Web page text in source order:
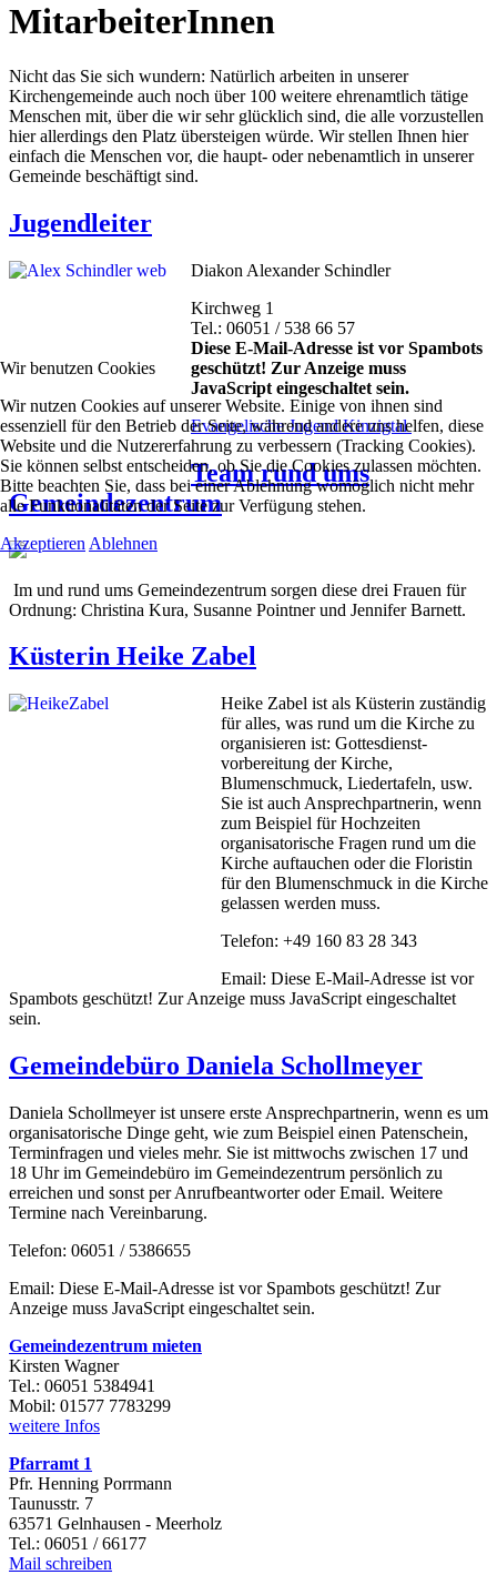
MitarbeiterInnen
Nicht das Sie sich wundern: Natürlich arbeiten in unserer
Kirchengemeinde auch noch über 100 weitere ehrenamtlich tätige
Menschen mit, über die wir sehr glücklich sind, die alle vorzustellen
hier allerdings den Platz übersteigen würde. Wir stellen Ihnen hier
einfach die Menschen vor, die haupt- oder nebenamtlich in unserer
Gemeinde beschäftigt sind.
Jugendleiter
Diakon Alexander Schindler
Kirchweg 1
Tel.: 06051 / 538 66 57
Diese E-Mail-Adresse ist vor Spambots
geschützt! Zur Anzeige muss
JavaScript eingeschaltet sein.
Evangelische Jugend Kinzigtal
Team rund ums
Gemeindezentrum
Im und rund ums Gemeindezentrum sorgen diese drei Frauen für
Ordnung: Christina Kura, Susanne Pointner und Jennifer Barnett.
Küsterin Heike Zabel
Heike Zabel ist als Küsterin zuständig
für alles, was rund um die Kirche zu
organisieren ist: Gottesdienst-
vorbereitung der Kirche,
Blumenschmuck, Liedertafeln, usw.
Sie ist auch Ansprechpartnerin, wenn
zum Beispiel für Hochzeiten
organisatorische Fragen rund um die
Kirche auftauchen oder die Floristin
für den Blumenschmuck in die Kirche
gelassen werden muss.
Telefon: +49 160 83 28 343
Email: Diese E-Mail-Adresse ist vor
Spambots geschützt! Zur Anzeige muss JavaScript eingeschaltet
sein.
Gemeindebüro Daniela Schollmeyer
Daniela Schollmeyer ist unsere erste Ansprechpartnerin, wenn es um
organisatorische Dinge geht, wie zum Beispiel einen Patenschein,
Terminfragen und vieles mehr. Sie ist mittwochs zwischen 17 und
18 Uhr im Gemeindebüro im Gemeindezentrum persönlich zu
erreichen und sonst per Anrufbeantworter oder Email. Weitere
Termine nach Vereinbarung.
Telefon: 06051 / 5386655
Email: Diese E-Mail-Adresse ist vor Spambots geschützt! Zur
Anzeige muss JavaScript eingeschaltet sein.
Gemeindezentrum mieten
Kirsten Wagner
Tel.: 06051 5384941
Mobil: 01577 7783299
weitere Infos
Pfarramt 1
Pfr. Henning Porrmann
Taunusstr. 7
63571 Gelnhausen - Meerholz
Tel.: 06051 / 66177
Mail schreiben
Wir benutzen Cookies
Wir nutzen Cookies auf unserer Website. Einige von ihnen sind
essenziell für den Betrieb der Seite, während andere uns helfen, diese
Website und die Nutzererfahrung zu verbessern (Tracking Cookies).
Sie können selbst entscheiden, ob Sie die Cookies zulassen möchten.
Bitte beachten Sie, dass bei einer Ablehnung womöglich nicht mehr
alle Funktionalitäten der Seite zur Verfügung stehen.
Akzeptieren Ablehnen